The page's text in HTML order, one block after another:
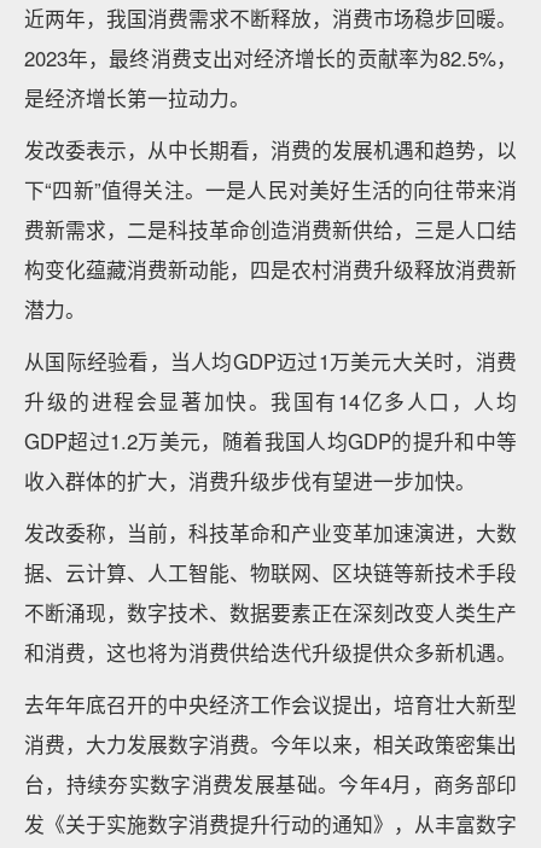
近两年，我国消费需求不断释放，消费市场稳步回暖。
2023年，最终消费支出对经济增长的贡献率为82.5%，
是经济增长第一拉动力。
发改委表示，从中长期看，消费的发展机遇和趋势，以
下“四新”值得关注。一是人民对美好生活的向往带来消
费新需求，二是科技革命创造消费新供给，三是人口结
构变化蕴藏消费新动能，四是农村消费升级释放消费新
潜力。
从国际经验看，当人均GDP迈过1万美元大关时，消费
升级的进程会显著加快。我国有14亿多人口，人均
GDP超过1.2万美元，随着我国人均GDP的提升和中等
收入群体的扩大，消费升级步伐有望进一步加快。
发改委称，当前，科技革命和产业变革加速演进，大数
据、云计算、人工智能、物联网、区块链等新技术手段
不断涌现，数字技术、数据要素正在深刻改变人类生产
和消费，这也将为消费供给迭代升级提供众多新机遇。
去年年底召开的中央经济工作会议提出，培育壮大新型
消费，大力发展数字消费。今年以来，相关政策密集出
台，持续夯实数字消费发展基础。今年4月，商务部印
发《关于实施数字消费提升行动的通知》，从丰富数字